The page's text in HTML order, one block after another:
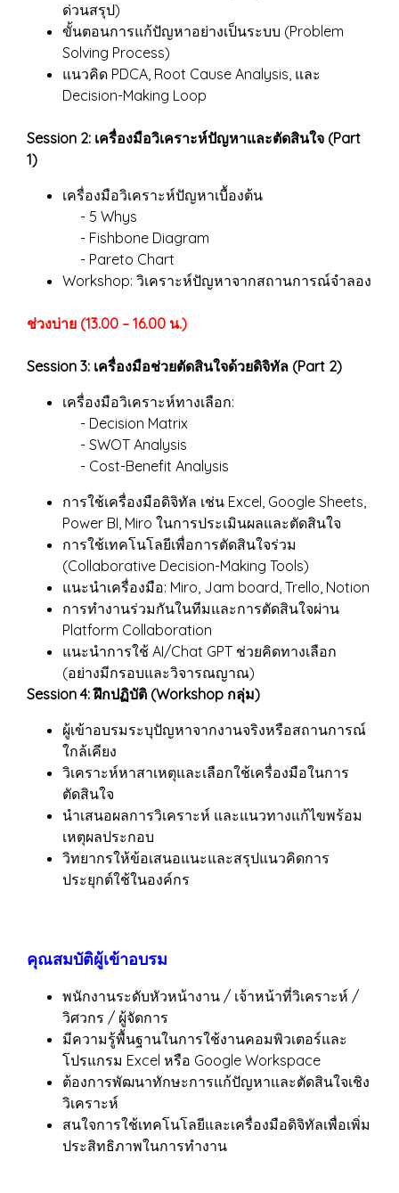
ด่วนสรุป)
ขั้นตอนการแก้ปัญหาอย่างเป็นระบบ (Problem
Solving Process)
แนวคิด PDCA, Root Cause Analysis, และ
Decision-Making Loop
Session 2: เครื่องมือวิเคราะห์ปัญหาและตัดสินใจ (Part
1)
เครื่องมือวิเคราะห์ปัญหาเบื้องต้น
- 5 Whys
- Fishbone Diagram
- Pareto Chart
Workshop: วิเคราะห์ปัญหาจากสถานการณ์จำลอง
ช่วงบ่าย (13.00 – 16.00 น.)
Session 3: เครื่องมือช่วยตัดสินใจด้วยดิจิทัล (Part 2)
เครื่องมือวิเคราะห์ทางเลือก:
- Decision Matrix
- SWOT Analysis
- Cost-Benefit Analysis
การใช้เครื่องมือดิจิทัล เช่น Excel, Google Sheets,
Power BI, Miro ในการประเมินผลและตัดสินใจ
การใช้เทคโนโลยีเพื่อการตัดสินใจร่วม
(Collaborative Decision-Making Tools)
แนะนำเครื่องมือ: Miro, Jam board, Trello, Notion
การทำงานร่วมกันในทีมและการตัดสินใจผ่าน
Platform Collaboration
แนะนำการใช้ AI/Chat GPT ช่วยคิดทางเลือก
(อย่างมีกรอบและวิจารณญาณ)
Session 4: ฝึกปฏิบัติ (Workshop กลุ่ม)
ผู้เข้าอบรมระบุปัญหาจากงานจริงหรือสถานการณ์
ใกล้เคียง
วิเคราะห์หาสาเหตุและเลือกใช้เครื่องมือในการ
ตัดสินใจ
นำเสนอผลการวิเคราะห์ และแนวทางแก้ไขพร้อม
เหตุผลประกอบ
วิทยากรให้ข้อเสนอแนะและสรุปแนวคิดการ
ประยุกต์ใช้ในองค์กร
คุณสมบัติผู้เข้าอบรม
พนักงานระดับหัวหน้างาน / เจ้าหน้าที่วิเคราะห์ /
วิศวกร / ผู้จัดการ
มีความรู้พื้นฐานในการใช้งานคอมพิวเตอร์และ
โปรแกรม Excel หรือ Google Workspace
ต้องการพัฒนาทักษะการแก้ปัญหาและตัดสินใจเชิง
วิเคราะห์
สนใจการใช้เทคโนโลยีและเครื่องมือดิจิทัลเพื่อเพิ่ม
ประสิทธิภาพในการทำงาน